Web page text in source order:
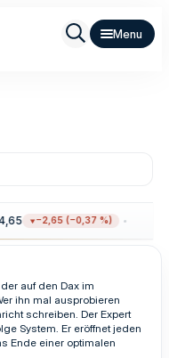
−2,65 (−0,37 %)
auf den Dax im
ihn mal ausprobieren
schreiben. Der Expert
System. Er eröffnet jeden
Ende einer optimalen